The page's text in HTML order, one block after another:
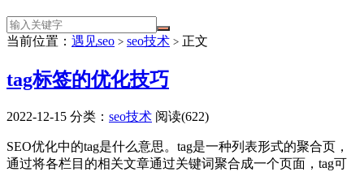
当前位置： 遇见seo > seo技术 > 正文
tag标签的优化技巧
2022-12-15 分类： seo技术 阅读(622)
SEO优化中的tag是什么意思。tag是一种列表形式的聚合页，
通过将各栏目的相关文章通过关键词聚合成一个页面，tag可